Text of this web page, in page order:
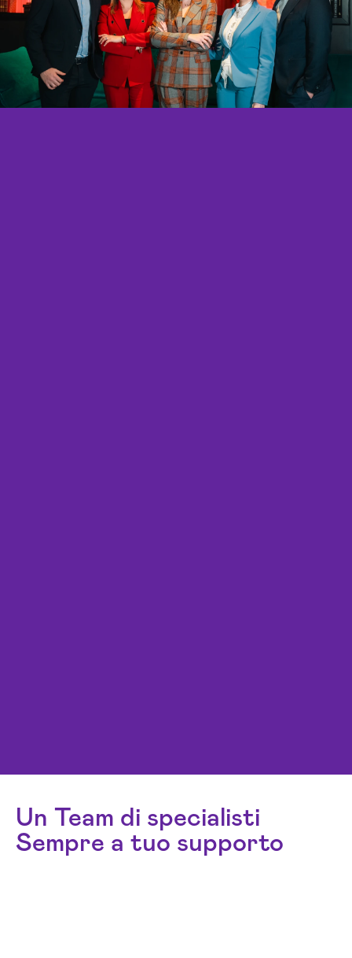
Un Team di specialisti
Sempre a tuo supporto